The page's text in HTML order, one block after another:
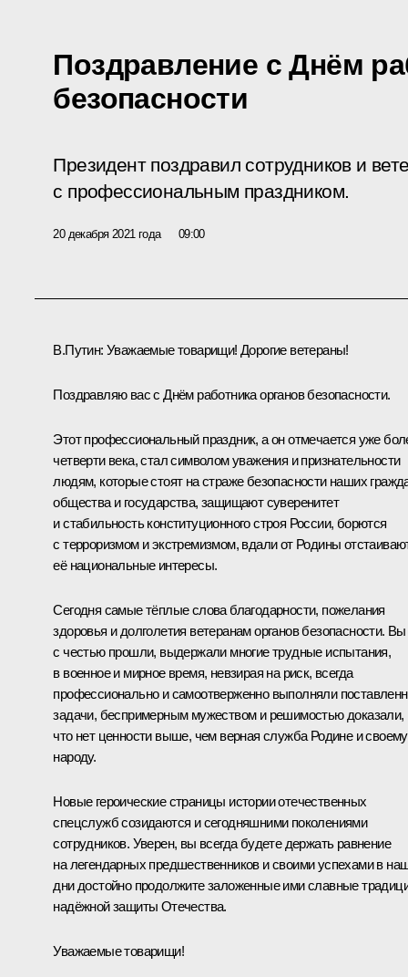
Поздравление с Днём
безопасности
Президент поздравил сотрудников и
с профессиональным праздником.
20 декабря 2021 года 09:00
В.Путин: Уважаемые товарищи! Дорогие ветераны!
Поздравляю вас с Днём работника органов безопасности.
Этот профессиональный праздник, а он отмечается уже
четверти века, стал символом уважения и признательности
людям, которые стоят на страже безопасности наших
общества и государства, защищают суверенитет
и стабильность конституционного строя России, борются
с терроризмом и экстремизмом, вдали от Родины
её национальные интересы.
Сегодня самые тёплые слова благодарности, пожелания
здоровья и долголетия ветеранам органов безопасности. Вы
с честью прошли, выдержали многие трудные испытания,
в военное и мирное время, невзирая на риск, всегда
профессионально и самоотверженно выполняли
задачи, беспримерным мужеством и решимостью доказали,
что нет ценности выше, чем верная служба Родине и своему
народу.
Новые героические страницы истории отечественных
спецслужб созидаются и сегодняшними поколениями
сотрудников. Уверен, вы всегда будете держать равнение
на легендарных предшественников и своими успехами в
дни достойно продолжите заложенные ими славные
надёжной защиты Отечества.
Уважаемые товарищи!